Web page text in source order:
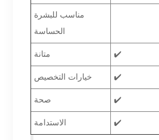
مناسب للبشرة
الحساسة
متانة
✔️
خيارات التخصيص
✔️
صحة
✔️
الاستدامة
✔️